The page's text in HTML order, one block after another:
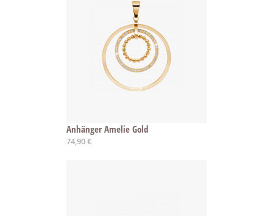
Anhänger Amelie Gold
74,90 €